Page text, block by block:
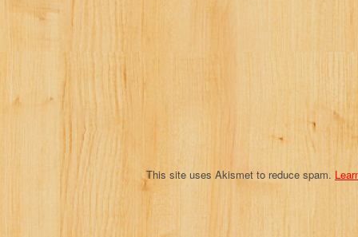
This site uses Akismet to reduce spam.